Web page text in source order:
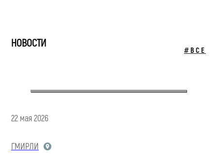
НОВОСТИ
#ВСЕ
22 мая 2026
ГМИРЛИ